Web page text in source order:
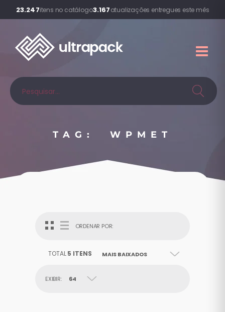
23.247itens no catálogo3.167atualizações entregues este mês
TAG: WPMET
ORDENAR POR:
MAIS BAIXADOS
TOTAL5 ITENS
EXIBIR: 64